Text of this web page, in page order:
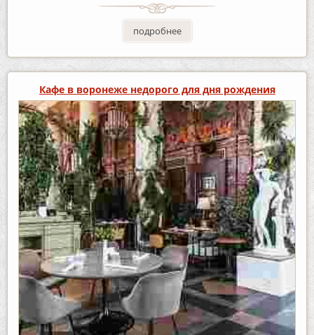
подробнее
Кафе в воронеже недорого для дня рождения